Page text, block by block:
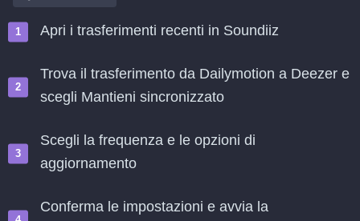
Apri i trasferimenti recenti in Soundiiz
Trova il trasferimento da Dailymotion a Deezer e
scegli Mantieni sincronizzato
Scegli la frequenza e le opzioni di
aggiornamento
Conferma le impostazioni e avvia la